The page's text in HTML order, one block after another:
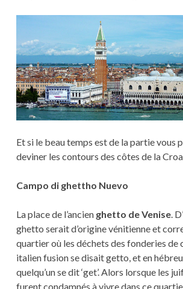
Et si le beau temps est de la partie vous
deviner les contours des côtes de la
Campo di ghettho Nuevo
La place de l’ancienghetto de Venise.
ghetto serait d’origine vénitienne et
quartier où les déchets des fonderies de
italien fusion se disait getto, et en
quelqu’un se dit ‘get’. Alors lorsque les
furent condamnés à vivre dans ce